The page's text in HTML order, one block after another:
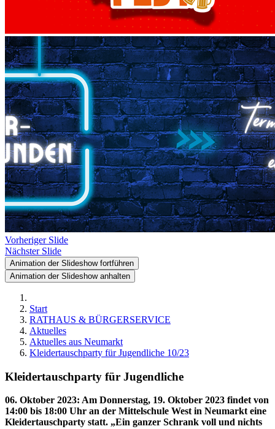
Vorheriger Slide
Nächster Slide
Animation der Slideshow fortführen
Animation der Slideshow anhalten
Start
RATHAUS & BÜRGERSERVICE
Aktuelles
Aktuelles aus Neumarkt
Kleidertauschparty für Jugendliche 10/23
Kleidertauschparty für Jugendliche
06. Oktober 2023: Am Donnerstag, 19. Oktober 2023 findet von
14:00 bis 18:00 Uhr an der Mittelschule West in Neumarkt eine
Kleidertauschparty statt. „Ein ganzer Schrank voll und nichts